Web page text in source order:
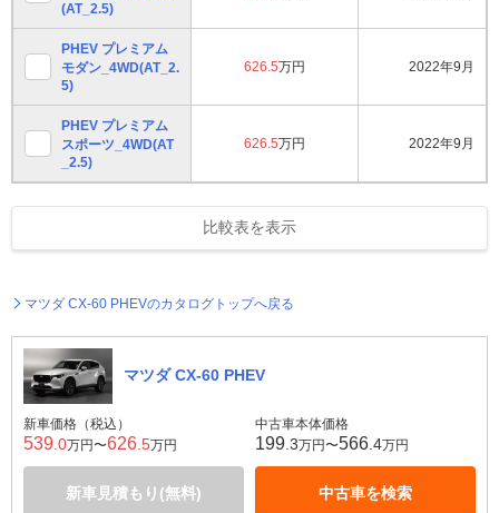
(AT_2.5)
PHEV プレミアム
モダン_4WD(AT_2.
5)
626.5万円 2022年9月
PHEV プレミアム
スポーツ_4WD(AT
_2.5)
626.5万円 2022年9月
比較表を表示
マツダ CX-60 PHEVのカタログトップへ戻る
マツダ CX-60 PHEV
新車価格（税込）
539 .0万円〜626 .5万円
新車見積もり(無料)
中古車本体価格
199 .3万円〜566 .4万円
中古車を検索